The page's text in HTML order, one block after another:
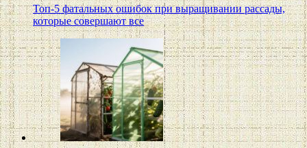
Топ-5 фатальных ошибок при выращивании рассады,
которые совершают все